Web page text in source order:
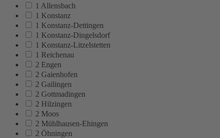
1 Allensbach
1 Konstanz
1 Konstanz-Dettingen
1 Konstanz-Dingelsdorf
1 Konstanz-Litzelstetten
1 Reichenau
2 Engen
2 Gaienhofen
2 Gailingen
2 Gottmadingen
2 Hilzingen
2 Moos
2 Mühlhausen-Ehingen
2 Öhningen